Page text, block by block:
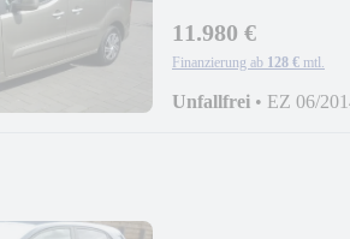
11.980 €
Finanzierung ab 128 € mtl.
Unfallfrei • EZ 06/